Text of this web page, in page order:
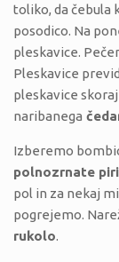
toliko, da čebula
posodico. Na
pleskavice.
Pleskavice
pleskavice
naribanega
Izberemo
polnozrnate
pol in za nekaj
pogrejemo.
rukolo.